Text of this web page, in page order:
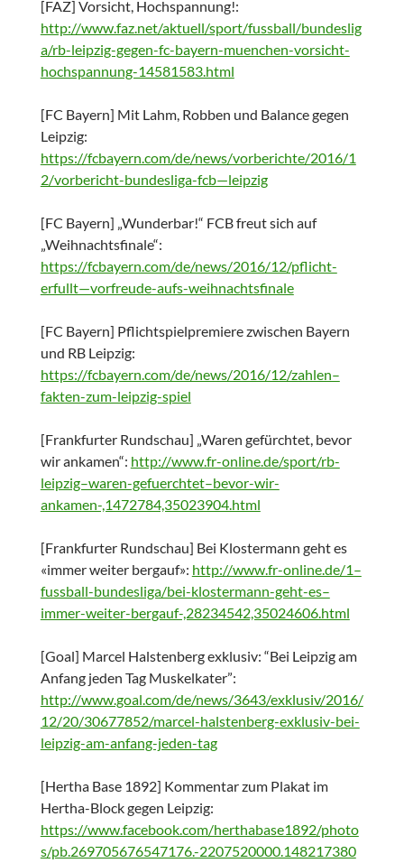
[FAZ] Vorsicht, Hochspannung!:
http://www.faz.net/aktuell/sport/fussball/bundeslig
a/rb-leipzig-gegen-fc-bayern-muenchen-vorsicht-
hochspannung-14581583.html
[FC Bayern] Mit Lahm, Robben und Balance gegen
Leipzig:
https://fcbayern.com/de/news/vorberichte/2016/1
2/vorbericht-bundesliga-fcb—leipzig
[FC Bayern] „Wunderbar!“ FCB freut sich auf
„Weihnachtsfinale“:
https://fcbayern.com/de/news/2016/12/pflicht-
erfullt—vorfreude-aufs-weihnachtsfinale
[FC Bayern] Pflichtspielpremiere zwischen Bayern
und RB Leipzig:
https://fcbayern.com/de/news/2016/12/zahlen–
fakten-zum-leipzig-spiel
[Frankfurter Rundschau] „Waren gefürchtet, bevor
wir ankamen“: http://www.fr-online.de/sport/rb-
leipzig–waren-gefuerchtet–bevor-wir-
ankamen-,1472784,35023904.html
[Frankfurter Rundschau] Bei Klostermann geht es
«immer weiter bergauf»: http://www.fr-online.de/1–
fussball-bundesliga/bei-klostermann-geht-es–
immer-weiter-bergauf-,28234542,35024606.html
[Goal] Marcel Halstenberg exklusiv: “Bei Leipzig am
Anfang jeden Tag Muskelkater”:
http://www.goal.com/de/news/3643/exklusiv/2016/
12/20/30677852/marcel-halstenberg-exklusiv-bei-
leipzig-am-anfang-jeden-tag
[Hertha Base 1892] Kommentar zum Plakat im
Hertha-Block gegen Leipzig:
https://www.facebook.com/herthabase1892/photo
s/pb.269705676547176.-2207520000.148217380